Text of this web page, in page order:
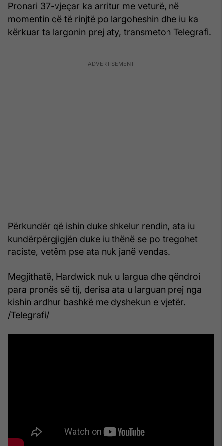
Pronari 37-vjeçar ka arritur me veturë, në
momentin që të rinjtë po largoheshin dhe iu ka
kërkuar ta largonin prej aty, transmeton Telegrafi.
Përkundër që ishin duke shkelur rendin, ata iu
kundërpërgjigjën duke iu thënë se po tregohet
raciste, vetëm pse ata nuk janë vendas.
Megjithatë, Hardwick nuk u largua dhe qëndroi
para pronës së tij, derisa ata u larguan prej nga
kishin ardhur bashkë me dyshekun e vjetër.
/Telegrafi/